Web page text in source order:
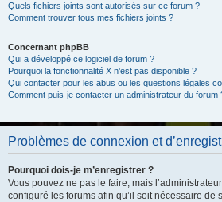
Quels fichiers joints sont autorisés sur ce forum ?
Comment trouver tous mes fichiers joints ?
Concernant phpBB
Qui a développé ce logiciel de forum ?
Pourquoi la fonctionnalité X n’est pas disponible ?
Qui contacter pour les abus ou les questions légales
Comment puis-je contacter un administrateur du forum
Problèmes de connexion et
Pourquoi dois-je m’enregistrer ?
Vous pouvez ne pas le faire, mais
configuré les forums afin qu’il soit nécessaire de